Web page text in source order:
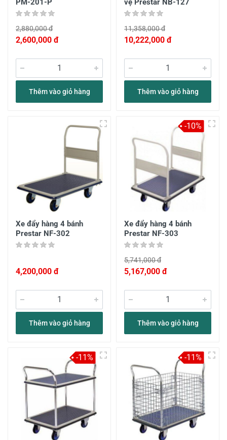
PM-201-P
2,880,000 đ
2,600,000 đ
Thêm vào giỏ hàng
vệ Prestar NB-127
11,358,000 đ
10,222,000 đ
Thêm vào giỏ hàng
Xe đẩy hàng 4 bánh
Prestar NF-302
4,200,000 đ
Thêm vào giỏ hàng
Xe đẩy hàng 4 bánh
Prestar NF-303
5,741,000 đ
5,167,000 đ
Thêm vào giỏ hàng
-10%
-11% -11%